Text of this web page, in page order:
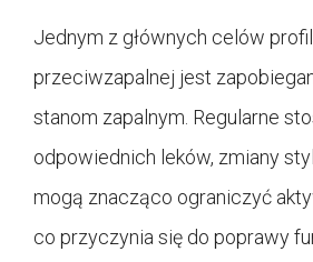
Jednym z głównych celów
przeciwzapalnej jest
stanom zapalnym. Regularne
odpowiednich leków, zmiany
mogą znacząco ograniczyć
co przyczynia się do poprawy